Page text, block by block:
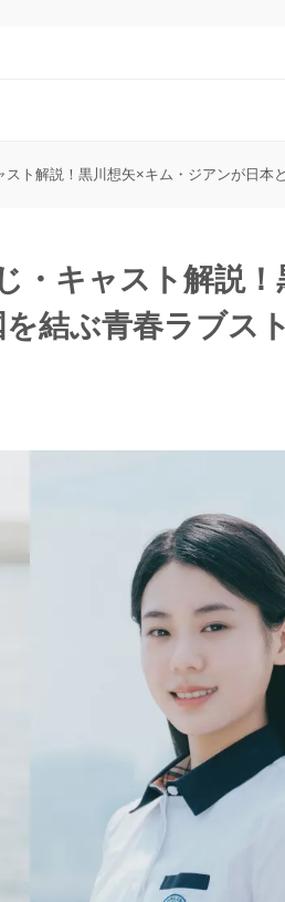
ト解説！黒川想矢×キム・ジアンが日本
・キャスト解説！
結ぶ青春ラブス